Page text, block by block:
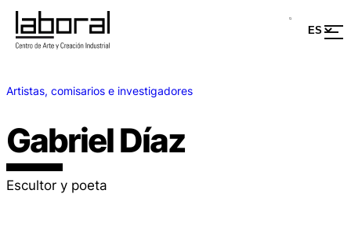
Artistas, comisarios e investigadores
Gabriel Díaz
Escultor y poeta